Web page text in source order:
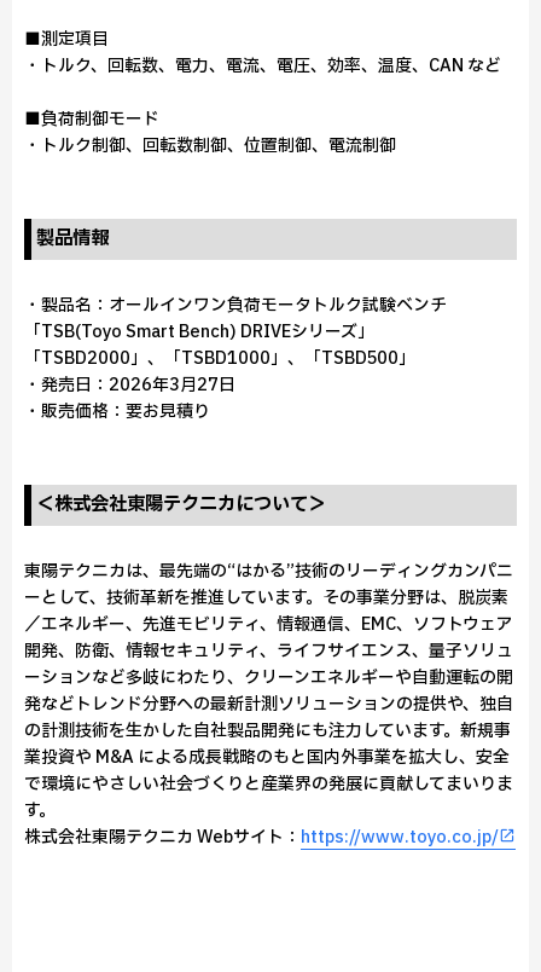
■測定項目
・トルク、回転数、電力、電流、電圧、効率、温度、CAN など
■負荷制御モード
・トルク制御、回転数制御、位置制御、電流制御
製品情報
・製品名：オールインワン負荷モータトルク試験ベンチ
「TSB(Toyo Smart Bench) DRIVEシリーズ」
「TSBD2000」、「TSBD1000」、「TSBD500」
・発売日：2026年3月27日
・販売価格：要お見積り
＜株式会社東陽テクニカについて＞
東陽テクニカは、最先端の“はかる”技術のリーディングカンパニ
ーとして、技術革新を推進しています。その事業分野は、脱炭素
／エネルギー、先進モビリティ、情報通信、EMC、ソフトウェア
開発、防衛、情報セキュリティ、ライフサイエンス、量子ソリュ
ーションなど多岐にわたり、クリーンエネルギーや自動運転の開
発などトレンド分野への最新計測ソリューションの提供や、独自
の計測技術を生かした自社製品開発にも注力しています。新規事
業投資や M&A による成長戦略のもと国内外事業を拡大し、安全
で環境にやさしい社会づくりと産業界の発展に貢献してまいりま
す。
株式会社東陽テクニカ Webサイト： https://www.toyo.co.jp/